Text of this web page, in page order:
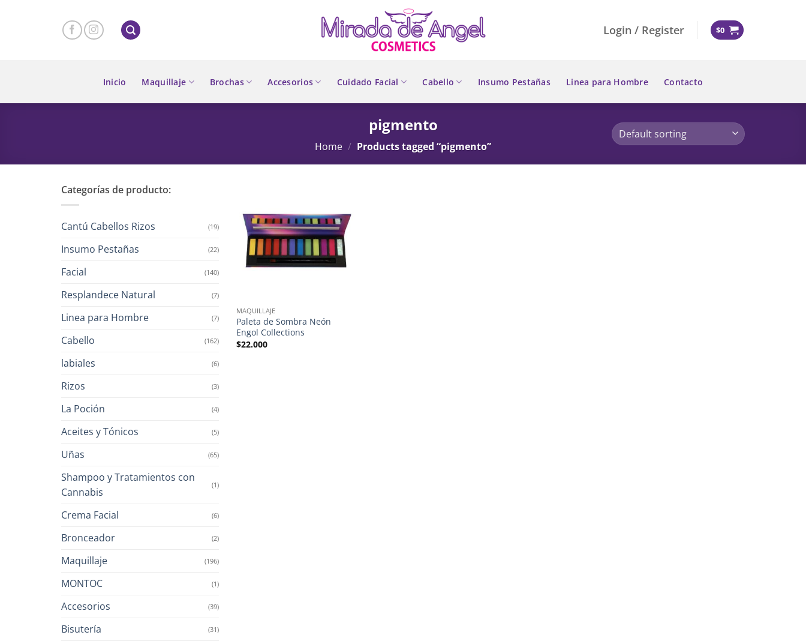
Login / Register $0
Inicio Maquillaje Brochas Accesorios Cuidado Facial Cabello Insumo Pestañas Linea para Hombre Contacto
pigmento
Home / Products tagged “pigmento”
Categorías de producto:
Cantú Cabellos Rizos (19)
Insumo Pestañas (22)
Facial (140)
Resplandece Natural (7)
Linea para Hombre (7)
Cabello (162)
labiales (6)
Rizos (3)
La Poción (4)
Aceites y Tónicos (5)
Uñas (65)
Shampoo y Tratamientos con
Cannabis
(1)
Crema Facial (6)
Bronceador (2)
Maquillaje (196)
MONTOC (1)
Accesorios (39)
Bisutería (31)
MAQUILLAJE
Paleta de Sombra Neón
Engol Collections
$22.000